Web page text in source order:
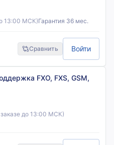
13:00 МСК)Гарантия 36 мес.
Сравнить Войти
FXO, FXS, GSM,
до 13:00 МСК)